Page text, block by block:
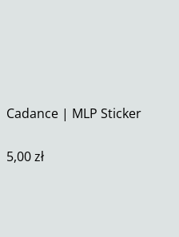
Cadance | MLP Sticker
5,00 zł